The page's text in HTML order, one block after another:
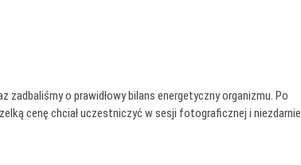
o prawidłowy bilans energetyczny organizmu. Po
cenę chciał uczestniczyć w sesji fotograficznej i niezdarnie